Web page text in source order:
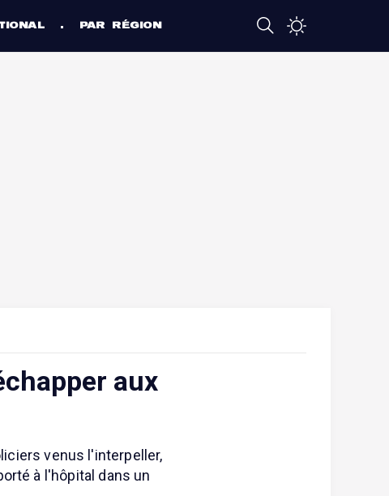
PAR RÉGION
aux
venus l'interpeller,
à l'hôpital dans un